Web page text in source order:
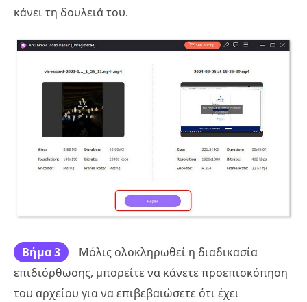
κάνει τη δουλειά του.
Βήμα 3
Μόλις ολοκληρωθεί η διαδικασία
επιδιόρθωσης, μπορείτε να κάνετε προεπισκόπηση
του αρχείου για να επιβεβαιώσετε ότι έχει